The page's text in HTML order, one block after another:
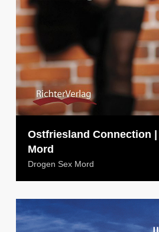
Ostfriesland Connection
Mord
Drogen Sex Mord